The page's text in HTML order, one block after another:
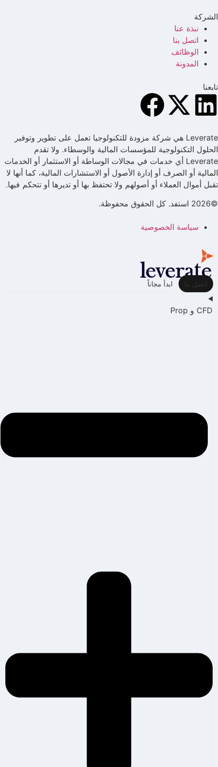
الشركة
نبذة عنا
اتصل بنا
الوظائف
المدونة
تابعنا
Leverate هي شركة مزودة للتكنولوجيا تعمل على تطوير وتوفير
الحلول التكنولوجية للمؤسسات المالية والوسطاء. ولا تقدم
Leverate أي خدمات في مجالات الوساطة أو الاستثمار أو الخدمات
المالية أو الصرف أو إدارة الأصول أو الاستشارات المالية، كما أنها لا
تقبل أموال العملاء أو أصولهم ولا تحتفظ بها أو تديرها أو تتحكم فيها.
©2026 استفد. كل الحقوق محفوظة.
سياسة الخصوصية
اتصل بنا ابدأ مجاناً
CFD و Prop